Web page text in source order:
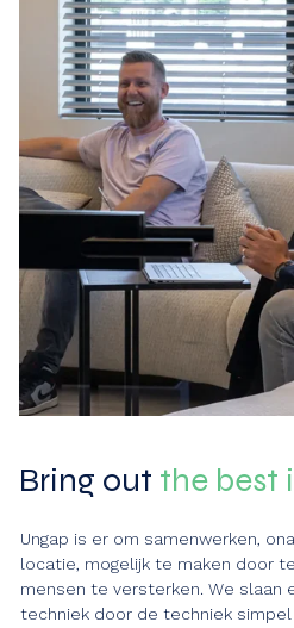
Bring out the best
Ungap is er om samenwerken,
locatie, mogelijk te maken door
mensen te versterken. We slaan
techniek door de techniek simpel